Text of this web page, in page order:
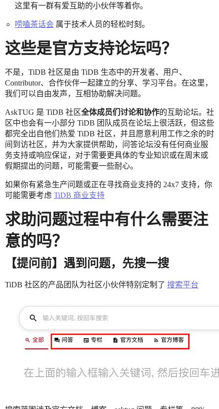
这里有一群有爱互助的小伙伴等着你。
唠嗑茶话会 属于技术人员的轻松时刻。
这些是官方支持论坛吗？
不是，TiDB 社区是由 TiDB 生态中的开发者、用户、
Contributor、合作伙伴一起建立的分享、学习平台。在这里，
我们可以自由发声，互相协助解决问题。
AskTUG 是 TiDB 社区全体成员们讨论和协作的互助论坛。社
区中也会有一小部分 TiDB 团队成员在论坛上很活跃，但这些
都完全出自他们热爱 TiDB 社区，并且愿意利用工作之余的时
间到访社区，并为大家提供帮助，问答论坛没有任何商业服
务支持或响应保证，对于需要更具体的专业知识或在周末或
假期提出的问题，可能需要一些耐心。
如果你有紧急生产问题或正在寻找商业支持的 24x7 支持，你
可能需要考虑 TiDB 商业支持
求助问题过程中有什么需要注
意的吗？
【提问前】遇到问题，先搜一搜
TiDB 社区的产品团队为社区小伙伴特别定制了 搜索平台